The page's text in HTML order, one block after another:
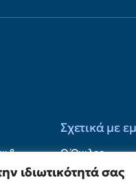
ιδιωτικότητά σας
&
Σχετικά με
Ο Όμιλος
Η Ομάδα μας